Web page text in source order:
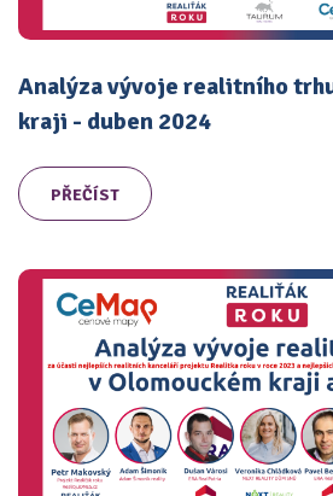
Analýza vývoje realitního
kraji - duben 2024
PŘEČÍST